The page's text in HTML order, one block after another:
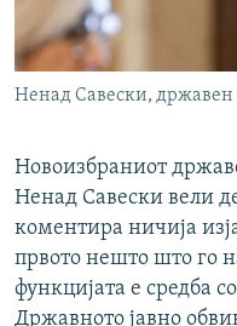
Ненад Савески, државен
Новоизбраниот
Ненад Савески вели
коментира ничија
првото нешто што го
функцијата е средба
Државното јавно